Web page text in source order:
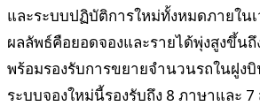
และระบบปฏิบัติการใหม่ทั้งหมดภายในเ
ผลลัพธ์คือยอดจองและรายได้พุ่งสูงขึ้น
พร้อมรองรับการขยายจำนวนรถในฝูงบิ
ระบบจองใหม่นี้รองรับถึง 8 ภาษาและ 7